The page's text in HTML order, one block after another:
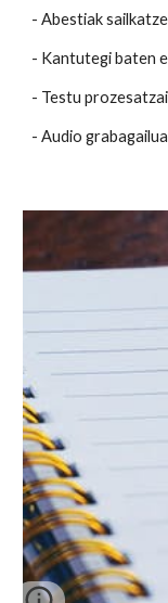
- Abestiak
- Kantutegi baten
- Testu
- Audio